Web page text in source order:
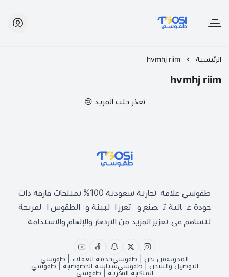
طقوسي | TGOSI
الرئيسية hvmhj riim
hvmhj riim
تعذر جلب المزيد 😢
طقوسي | TGOSIطقوسي علامة تجارية سعودية 100% بمنتجات فارقة ذات
جودة عالية تصنع وتعزز البيئة والطقوس المريحة
لتساهم في تعزيز المزيد من الازدهار والإلهام والاستدامة
المدونةمن نحن | طقوسيخدمة العملاء | طقوسي
التوصيل والشحن | طقوسيسياسة الخصوصية | طقوسي
الملكية الفكرية | طقوسي